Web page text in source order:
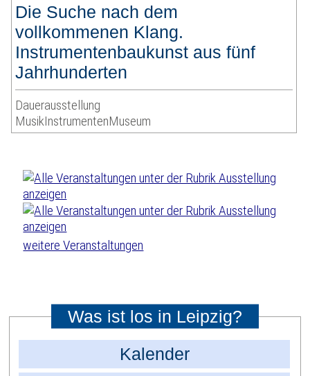
Die Suche nach dem
vollkommenen Klang.
Instrumentenbaukunst aus fünf
Jahrhunderten
Dauerausstellung
MusikInstrumentenMuseum
weitere Veranstaltungen
Was ist los in Leipzig?
Kalender